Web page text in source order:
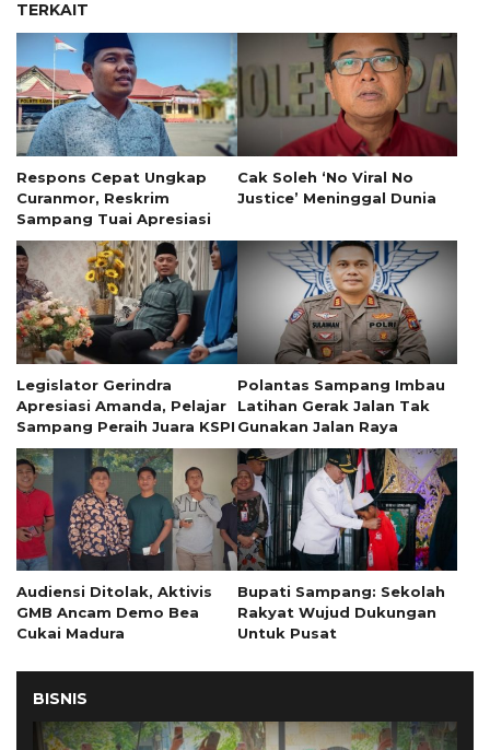
TERKAIT
Respons Cepat Ungkap
Curanmor, Reskrim
Sampang Tuai Apresiasi
Cak Soleh ‘No Viral No
Justice’ Meninggal Dunia
Legislator Gerindra
Apresiasi Amanda, Pelajar
Sampang Peraih Juara KSPI
Polantas Sampang Imbau
Latihan Gerak Jalan Tak
Gunakan Jalan Raya
Audiensi Ditolak, Aktivis
GMB Ancam Demo Bea
Cukai Madura
Bupati Sampang: Sekolah
Rakyat Wujud Dukungan
Untuk Pusat
BISNIS